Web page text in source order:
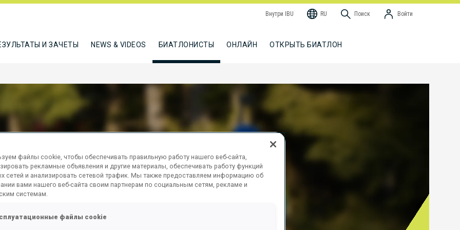
Внутри IBU RU Поиск Войти
И ЗАЧЕТЫ NEWS & VIDEOS БИАТЛОНИСТЫ ОНЛАЙН ОТКРЫТЬ БИАТЛОН
VERONIKA
файлы cookie, чтобы обеспечивать правильную работу нашего веб-сайта,
рекламные объявления и другие материалы, обеспечивать работу функций
сетей и анализировать сетевой трафик. Мы также предоставляем информацию об
вами нашего веб-сайта своим партнерам по социальным сетям, рекламе и
системам.
файлы cookie